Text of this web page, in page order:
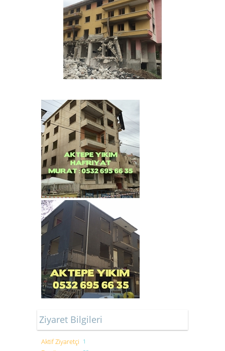
Ziyaret Bilgileri
Aktif Ziyaretçi 1